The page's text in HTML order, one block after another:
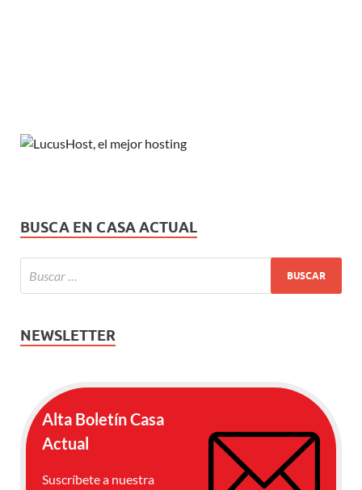
BUSCA EN CASA ACTUAL
NEWSLETTER
Alta Boletín Casa
Actual
Suscríbete a nuestra